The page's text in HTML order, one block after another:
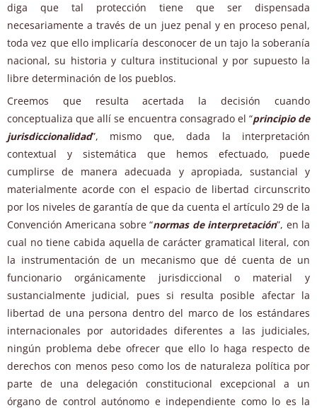
diga que tal protección tiene que ser dispensada
necesariamente a través de un juez penal y en proceso penal,
toda vez que ello implicaría desconocer de un tajo la soberanía
nacional, su historia y cultura institucional y por supuesto la
libre determinación de los pueblos.
Creemos que resulta acertada la decisión cuando
conceptualiza que allí se encuentra consagrado el “principio de
jurisdiccionalidad”, mismo que, dada la interpretación
contextual y sistemática que hemos efectuado, puede
cumplirse de manera adecuada y apropiada, sustancial y
materialmente acorde con el espacio de libertad circunscrito
por los niveles de garantía de que da cuenta el artículo 29 de la
Convención Americana sobre “normas de interpretación”, en la
cual no tiene cabida aquella de carácter gramatical literal, con
la instrumentación de un mecanismo que dé cuenta de un
funcionario orgánicamente jurisdiccional o material y
sustancialmente judicial, pues si resulta posible afectar la
libertad de una persona dentro del marco de los estándares
internacionales por autoridades diferentes a las judiciales,
ningún problema debe ofrecer que ello lo haga respecto de
derechos con menos peso como los de naturaleza política por
parte de una delegación constitucional excepcional a un
órgano de control autónomo e independiente como lo es la